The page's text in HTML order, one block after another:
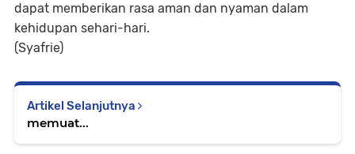
dapat memberikan rasa aman dan nyaman dalam
kehidupan sehari-hari.
(Syafrie)
Artikel Selanjutnya
memuat...